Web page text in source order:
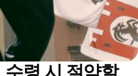
수령 시 절약할